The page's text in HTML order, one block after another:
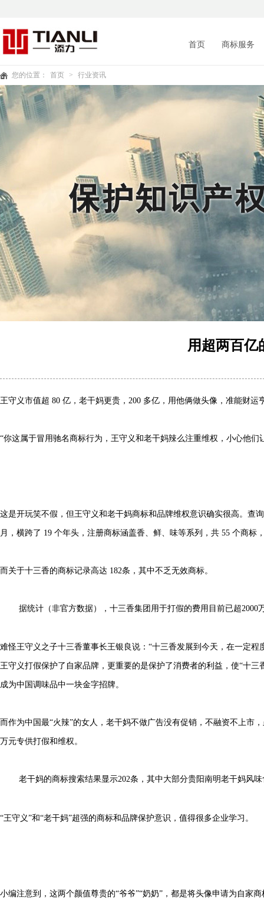
首页 商标服务
您的位置： 首页 > 行业资讯
用超两百亿
王守义市值超 80 亿，老干妈更贵， 200 多亿，用他俩做头像，准能财运
“你这属于冒用驰名商标行为，王守义和老干妈辣么注重维权，小心他们
这是开玩笑不假，但王守义和老干妈商标和品牌维权意识确实很高。查
月，横跨了 19 个年头，注册商标涵盖香、鲜、味等系列，共 55 个商标
而关于十三香的商标记录高达 182条，其中不乏无效商标。
据统计（非官方数据），十三香集团用于打假的费用目前已超2000
难怪王守义之子十三香董事长王银良说： “十三香发展到今天，在一定程
王守义打假保护了自家品牌，更重要的是保护了消费者的利益，使“十三
成为中国调味品中一块金字招牌。
而作为中国最“火辣”的女人，老干妈不做广告没有促销，不融资不上市
万元专供打假和维权。
老干妈的商标搜索结果显示202条，其中大部分贵阳南明老干妈风
“王守义”和“老干妈”超强的商标和品牌保护意识，值得很多企业学习。
小编注意到，这两个颜值尊贵的“爷爷”“奶奶” ，都是将头像申请为自家